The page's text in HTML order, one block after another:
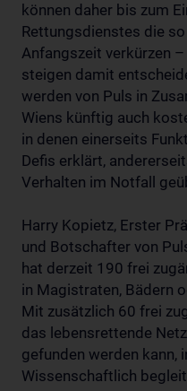
können daher bis zum
Rettungsdienstes die
Anfangszeit verkürzen
steigen damit
werden von Puls in
Wiens künftig auch
in denen einerseits
Defis erklärt,
Verhalten im Notfall
Harry Kopietz, Erster
und Botschafter von
hat derzeit 190 frei
in Magistraten, Bädern
Mit zusätzlich 60 frei
das lebensrettende
gefunden werden kann,
Wissenschaftlich